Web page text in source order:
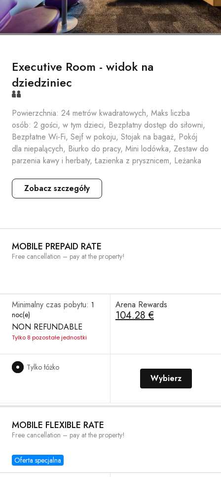
Executive Room - widok na
dziedziniec
Powierzchnia: 24 metrów kwadratowych, Maks liczba
osób: 2 gości, w tym dzieci, Bezpłatny dostęp do siłowni,
Bezpłatne Wi-Fi, Sejf w pokoju, Stojak na bagaż, Pokój
dla niepalących, Biurko do pracy, Mini lodówka, Zestaw do
parzenia kawy i herbaty, Łazienka z prysznicem, Leżanka
Zobacz szczegóły
MOBILE PREPAID RATE
Free cancellation – pay at the property!
Minimalny czas pobytu: 1
noc(e)
NON REFUNDABLE
Tylko 8 pozostałe jednostki
Arena Rewards
104.28 €
Tylko łóżko
Wybierz
MOBILE FLEXIBLE RATE
Oferta specjalna
Free cancellation – pay at the property!